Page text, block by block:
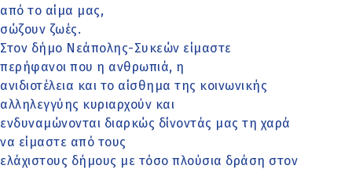
από το αίμα μας,
σώζουν ζωές.
Στον δήμο Νεάπολης-Συκεών είμαστε
περήφανοι που η ανθρωπιά, η
ανιδιοτέλεια και το αίσθημα της κοινωνικής
αλληλεγγύης κυριαρχούν και
ενδυναμώνονται διαρκώς δίνοντάς μας τη χαρά
να είμαστε από τους
ελάχιστους δήμους με τόσο πλούσια δράση στον